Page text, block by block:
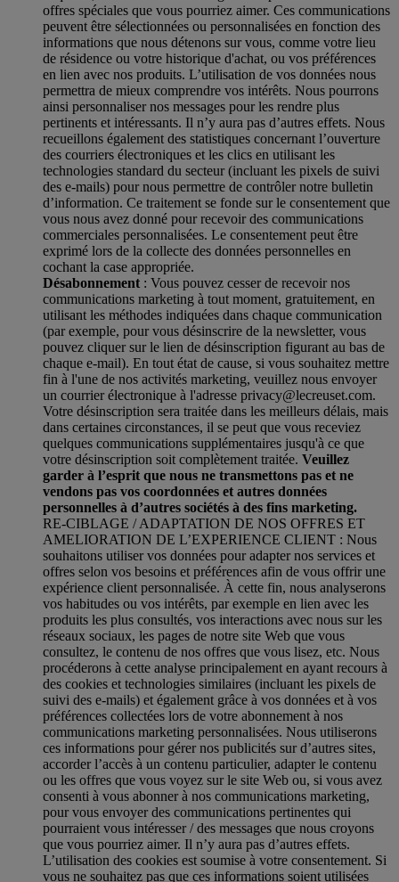
offres spéciales que vous pourriez aimer. Ces communications
peuvent être sélectionnées ou personnalisées en fonction des
informations que nous détenons sur vous, comme votre lieu
de résidence ou votre historique d'achat, ou vos préférences
en lien avec nos produits. L’utilisation de vos données nous
permettra de mieux comprendre vos intérêts. Nous pourrons
ainsi personnaliser nos messages pour les rendre plus
pertinents et intéressants. Il n’y aura pas d’autres effets. Nous
recueillons également des statistiques concernant l’ouverture
des courriers électroniques et les clics en utilisant les
technologies standard du secteur (incluant les pixels de suivi
des e-mails) pour nous permettre de contrôler notre bulletin
d’information. Ce traitement se fonde sur le consentement que
vous nous avez donné pour recevoir des communications
commerciales personnalisées. Le consentement peut être
exprimé lors de la collecte des données personnelles en
cochant la case appropriée.
Désabonnement : Vous pouvez cesser de recevoir nos
communications marketing à tout moment, gratuitement, en
utilisant les méthodes indiquées dans chaque communication
(par exemple, pour vous désinscrire de la newsletter, vous
pouvez cliquer sur le lien de désinscription figurant au bas de
chaque e-mail). En tout état de cause, si vous souhaitez mettre
fin à l'une de nos activités marketing, veuillez nous envoyer
un courrier électronique à l'adresse privacy@lecreuset.com.
Votre désinscription sera traitée dans les meilleurs délais, mais
dans certaines circonstances, il se peut que vous receviez
quelques communications supplémentaires jusqu'à ce que
votre désinscription soit complètement traitée. Veuillez
garder à l’esprit que nous ne transmettons pas et ne
vendons pas vos coordonnées et autres données
personnelles à d’autres sociétés à des fins marketing.
RE-CIBLAGE / ADAPTATION DE NOS OFFRES ET
AMELIORATION DE L’EXPERIENCE CLIENT : Nous
souhaitons utiliser vos données pour adapter nos services et
offres selon vos besoins et préférences afin de vous offrir une
expérience client personnalisée. À cette fin, nous analyserons
vos habitudes ou vos intérêts, par exemple en lien avec les
produits les plus consultés, vos interactions avec nous sur les
réseaux sociaux, les pages de notre site Web que vous
consultez, le contenu de nos offres que vous lisez, etc. Nous
procéderons à cette analyse principalement en ayant recours à
des cookies et technologies similaires (incluant les pixels de
suivi des e-mails) et également grâce à vos données et à vos
préférences collectées lors de votre abonnement à nos
communications marketing personnalisées. Nous utiliserons
ces informations pour gérer nos publicités sur d’autres sites,
accorder l’accès à un contenu particulier, adapter le contenu
ou les offres que vous voyez sur le site Web ou, si vous avez
consenti à vous abonner à nos communications marketing,
pour vous envoyer des communications pertinentes qui
pourraient vous intéresser / des messages que nous croyons
que vous pourriez aimer. Il n’y aura pas d’autres effets.
L’utilisation des cookies est soumise à votre consentement. Si
vous ne souhaitez pas que ces informations soient utilisées